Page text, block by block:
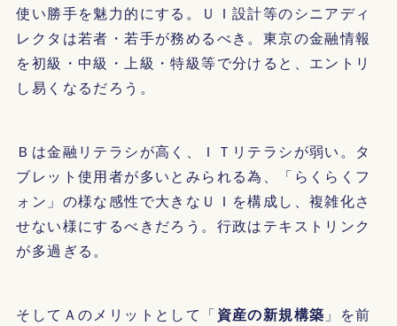
使い勝手を魅力的にする。ＵＩ設計等のシニアディ
レクタは若者・若手が務めるべき。東京の金融情報
を初級・中級・上級・特級等で分けると、エントリ
し易くなるだろう。
Ｂは金融リテラシが高く、ＩＴリテラシが弱い。タ
ブレット使用者が多いとみられる為、「らくらくフ
ォン」の様な感性で大きなＵＩを構成し、複雑化さ
せない様にするべきだろう。行政はテキストリンク
が多過ぎる。
そしてＡのメリットとして「資産の新規構築 」を前